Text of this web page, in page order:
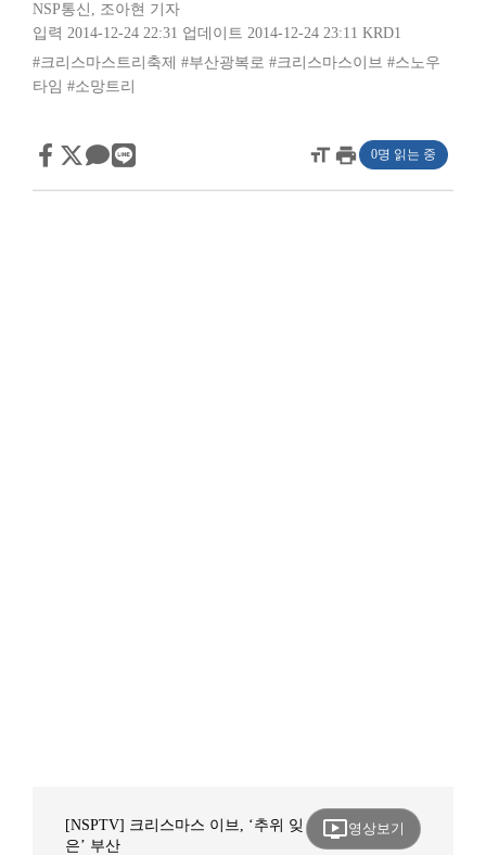
NSP통신 , 조아현 기자
입력 2014-12-24 22:31 업데이트 2014-12-24 23:11 KRD1
#크리스마스트리축제 #부산광복로 #크리스마스이브 #스노우
타임 #소망트리
format_sizeprint 0명 읽는 중
[NSPTV] 크리스마스 이브, ‘추위 잊
은’ 부산
ondemand_video영상보기